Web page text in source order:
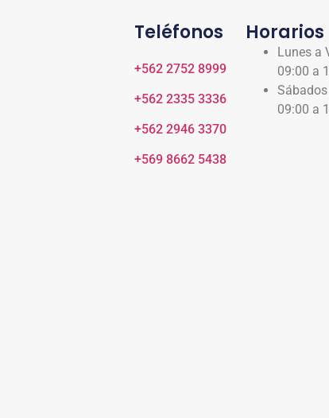
Teléfonos
+562 2752 8999
+562 2335 3336
+562 2946 3370
+569 8662 5438
Horarios
Lunes a
09:00 a
09:00 a